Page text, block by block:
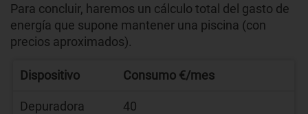
Para concluir, haremos un cálculo total del gasto de
energía que supone mantener una piscina (con
precios aproximados).
Dispositivo Consumo €/mes
Depuradora 40